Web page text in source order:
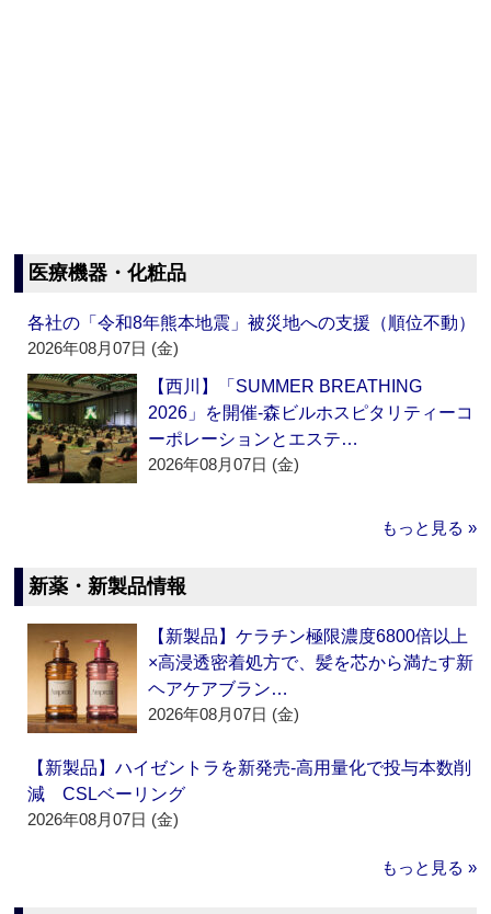
医療機器・化粧品
各社の「令和8年熊本地震」被災地への支援（順位不動）
2026年08月07日 (金)
【西川】「SUMMER BREATHING
2026」を開催‐森ビルホスピタリティーコ
ーポレーションとエステ…
2026年08月07日 (金)
もっと見る »
新薬・新製品情報
【新製品】ケラチン極限濃度6800倍以上
×高浸透密着処方で、髪を芯から満たす新
ヘアケアブラン…
2026年08月07日 (金)
【新製品】ハイゼントラを新発売‐高用量化で投与本数削
減 CSLベーリング
2026年08月07日 (金)
もっと見る »